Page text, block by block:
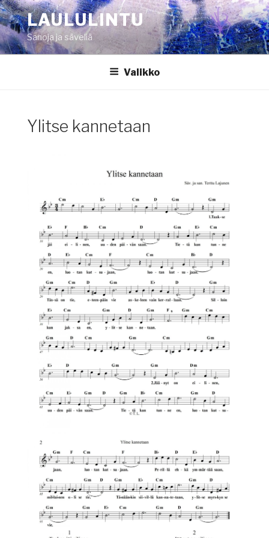
Siirry
sisältöönLAULULINTU
Sanoja ja säveliä
Valikko
Ylitse kannetaan